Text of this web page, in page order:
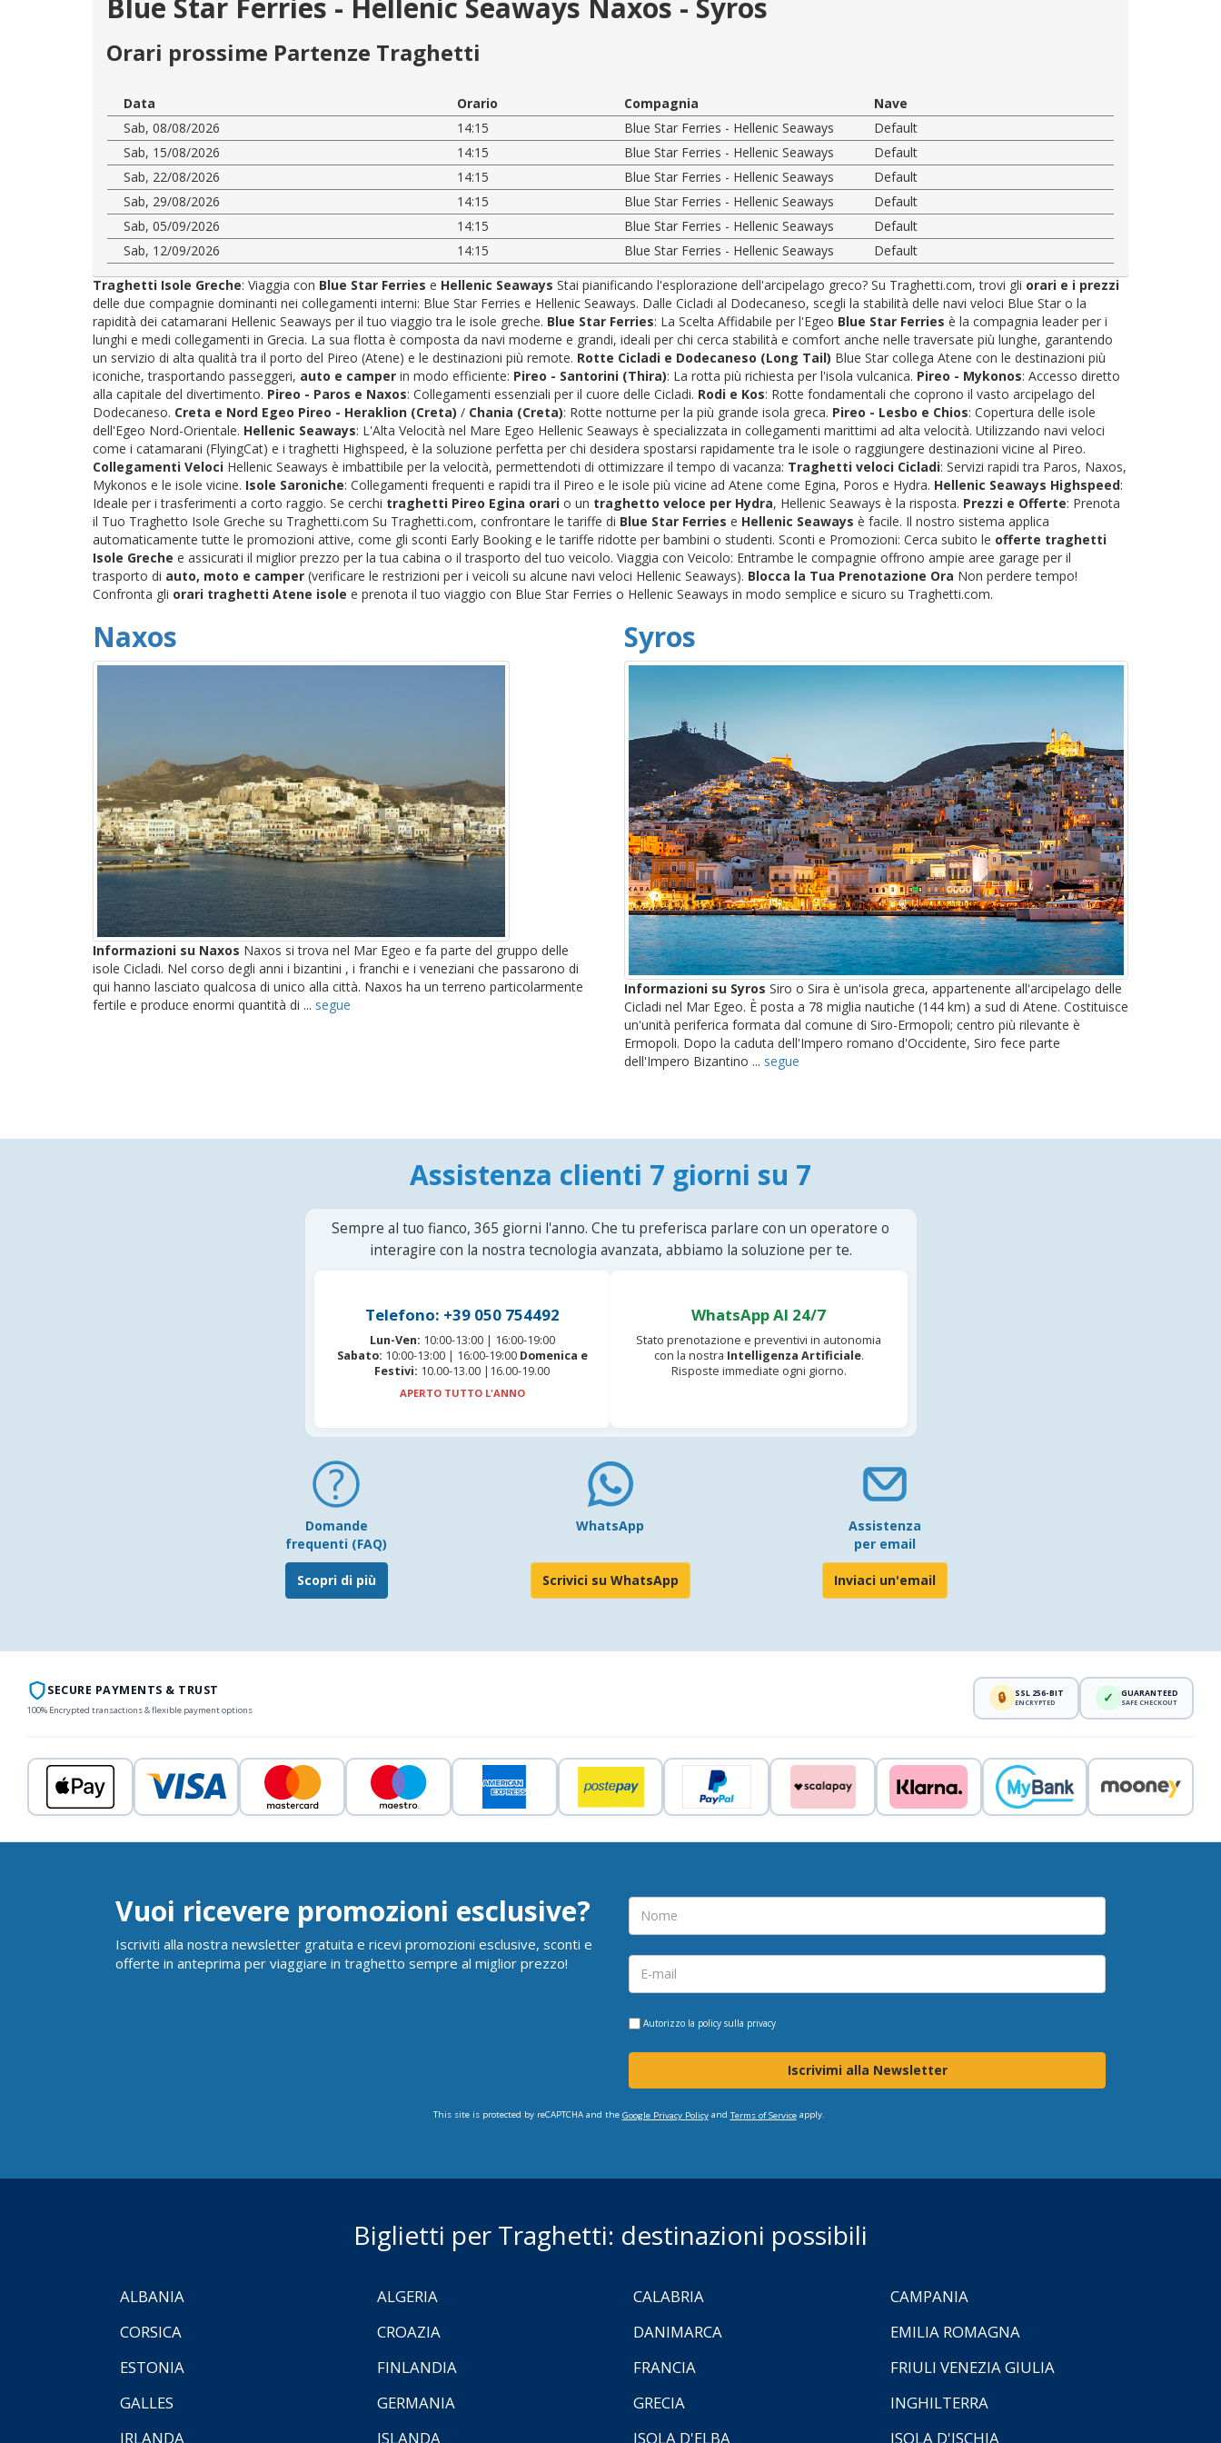
Blue Star Ferries - Hellenic Seaways Naxos - Syros
Orari prossime Partenze Traghetti
Data Orario Compagnia
Nave
Sab, 08/08/2026
14:15 Blue Star Ferries - Hellenic Seaways
Default
Sab, 15/08/2026
14:15 Blue Star Ferries - Hellenic Seaways
Default
Sab, 22/08/2026
14:15 Blue Star Ferries - Hellenic Seaways
Default
Sab, 29/08/2026
14:15 Blue Star Ferries - Hellenic Seaways
Default
Sab, 05/09/2026
14:15 Blue Star Ferries - Hellenic Seaways
Default
Sab, 12/09/2026
14:15 Blue Star Ferries - Hellenic Seaways
Default
Traghetti Isole Greche: Viaggia con Blue Star Ferries e Hellenic Seaways Stai pianificando l'esplorazione dell'arcipelago greco? Su Traghetti.com, trovi gli orari e i prezzi
delle due compagnie dominanti nei collegamenti interni: Blue Star Ferries e Hellenic Seaways. Dalle Cicladi al Dodecaneso, scegli la stabilità delle navi veloci Blue Star o la
rapidità dei catamarani Hellenic Seaways per il tuo viaggio tra le isole greche. Blue Star Ferries: La Scelta Affidabile per l'Egeo Blue Star Ferries è la compagnia leader per i
lunghi e medi collegamenti in Grecia. La sua flotta è composta da navi moderne e grandi, ideali per chi cerca stabilità e comfort anche nelle traversate più lunghe, garantendo
un servizio di alta qualità tra il porto del Pireo (Atene) e le destinazioni più remote. Rotte Cicladi e Dodecaneso (Long Tail) Blue Star collega Atene con le destinazioni più
iconiche, trasportando passeggeri, auto e camper in modo efficiente: Pireo - Santorini (Thira): La rotta più richiesta per l'isola vulcanica. Pireo - Mykonos: Accesso diretto
alla capitale del divertimento. Pireo - Paros e Naxos: Collegamenti essenziali per il cuore delle Cicladi. Rodi e Kos: Rotte fondamentali che coprono il vasto arcipelago del
Dodecaneso. Creta e Nord Egeo Pireo - Heraklion (Creta) / Chania (Creta): Rotte notturne per la più grande isola greca. Pireo - Lesbo e Chios: Copertura delle isole
dell'Egeo Nord-Orientale. Hellenic Seaways: L'Alta Velocità nel Mare Egeo Hellenic Seaways è specializzata in collegamenti marittimi ad alta velocità. Utilizzando navi veloci
come i catamarani (FlyingCat) e i traghetti Highspeed, è la soluzione perfetta per chi desidera spostarsi rapidamente tra le isole o raggiungere destinazioni vicine al Pireo.
Collegamenti Veloci Hellenic Seaways è imbattibile per la velocità, permettendoti di ottimizzare il tempo di vacanza: Traghetti veloci Cicladi: Servizi rapidi tra Paros, Naxos,
Mykonos e le isole vicine. Isole Saroniche: Collegamenti frequenti e rapidi tra il Pireo e le isole più vicine ad Atene come Egina, Poros e Hydra. Hellenic Seaways Highspeed:
Ideale per i trasferimenti a corto raggio. Se cerchi traghetti Pireo Egina orari o un traghetto veloce per Hydra, Hellenic Seaways è la risposta. Prezzi e Offerte: Prenota
il Tuo Traghetto Isole Greche su Traghetti.com Su Traghetti.com, confrontare le tariffe di Blue Star Ferries e Hellenic Seaways è facile. Il nostro sistema applica
automaticamente tutte le promozioni attive, come gli sconti Early Booking e le tariffe ridotte per bambini o studenti. Sconti e Promozioni: Cerca subito le offerte traghetti
Isole Greche e assicurati il miglior prezzo per la tua cabina o il trasporto del tuo veicolo. Viaggia con Veicolo: Entrambe le compagnie offrono ampie aree garage per il
trasporto di auto, moto e camper (verificare le restrizioni per i veicoli su alcune navi veloci Hellenic Seaways). Blocca la Tua Prenotazione Ora Non perdere tempo!
Confronta gli orari traghetti Atene isole e prenota il tuo viaggio con Blue Star Ferries o Hellenic Seaways in modo semplice e sicuro su Traghetti.com.
Naxos
Informazioni su Naxos Naxos si trova nel Mar Egeo e fa parte del gruppo delle
isole Cicladi. Nel corso degli anni i bizantini , i franchi e i veneziani che passarono di
qui hanno lasciato qualcosa di unico alla città. Naxos ha un terreno particolarmente
fertile e produce enormi quantità di ... segue
Syros
Informazioni su Syros Siro o Sira è un'isola greca, appartenente all'arcipelago delle
Cicladi nel Mar Egeo. È posta a 78 miglia nautiche (144 km) a sud di Atene. Costituisce
un'unità periferica formata dal comune di Siro-Ermopoli; centro più rilevante è
Ermopoli. Dopo la caduta dell'Impero romano d'Occidente, Siro fece parte
dell'Impero Bizantino ... segue
Assistenza clienti 7 giorni su 7
Sempre al tuo fianco, 365 giorni l'anno. Che tu preferisca parlare con un operatore o
interagire con la nostra tecnologia avanzata, abbiamo la soluzione per te.
Telefono: +39 050 754492
Lun-Ven: 10:00-13:00 | 16:00-19:00
Sabato: 10:00-13:00 | 16:00-19:00 Domenica e
Festivi: 10.00-13.00 |16.00-19.00
APERTO TUTTO L'ANNO
WhatsApp AI 24/7
Stato prenotazione e preventivi in autonomia
con la nostra Intelligenza Artificiale.
Risposte immediate ogni giorno.
Domande
frequenti (FAQ)
Scopri di più
WhatsApp
Scrivici su WhatsApp
Assistenza
per email
Inviaci un'email
SECURE PAYMENTS & TRUST
100% Encrypted transactions & flexible payment options
🔒 SSL 256-BIT
ENCRYPTED ✓ GUARANTEED
SAFE CHECKOUT
Vuoi ricevere promozioni esclusive?
Iscriviti alla nostra newsletter gratuita e ricevi promozioni esclusive, sconti e
offerte in anteprima per viaggiare in traghetto sempre al miglior prezzo!
Autorizzo la policy sulla privacy
Iscrivimi alla Newsletter
This site is protected by reCAPTCHA and the Google Privacy Policyand Terms of Serviceapply.
Biglietti per Traghetti: destinazioni possibili
ALBANIA ALGERIA CALABRIA
CAMPANIA
CORSICA
CROAZIA DANIMARCA
EMILIA ROMAGNA
ESTONIA
FINLANDIA FRANCIA
FRIULI VENEZIA GIULIA
GALLES
GERMANIA GRECIA
INGHILTERRA
IRLANDA
ISLANDA ISOLA D'ELBA ISOLA D'ISCHIA